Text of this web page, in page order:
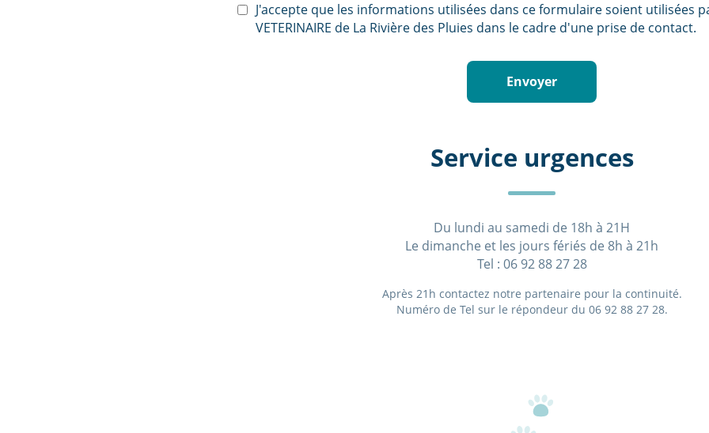
J'accepte que les informations utilisées dans ce formulaire soient utilisées
VETERINAIRE de La Rivière des Pluies dans le cadre d'une prise de contact.
Service urgences
Du lundi au samedi de 18h à 21H
Le dimanche et les jours fériés de 8h à 21h
Tel : 06 92 88 27 28
Après 21h contactez notre partenaire pour la continuité.
Numéro de Tel sur le répondeur du 06 92 88 27 28.